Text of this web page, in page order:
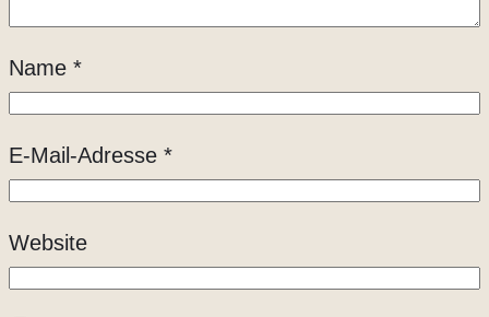
Name *
E-Mail-Adresse *
Website